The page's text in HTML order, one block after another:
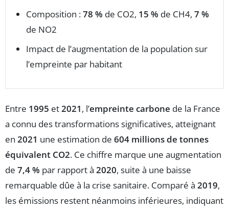
Composition :78 % de CO2, 15 % de CH4, 7 %
de NO2
Impact de l’augmentation de la population sur
l’empreinte par habitant
Entre 1995 et2021, l’empreinte carbone de la France
a connu des transformations significatives, atteignant
en 2021 une estimation de 604 millions de tonnes
équivalent CO2. Ce chiffre marque une augmentation
de 7,4 % par rapport à 2020, suite à une baisse
remarquable dûe à la crise sanitaire. Comparé à 2019,
les émissions restent néanmoins inférieures, indiquant